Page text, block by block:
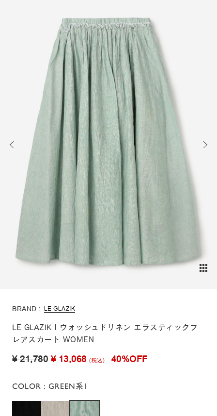
READ SHOP
BRAND : LE GLAZIK
LE GLAZIK | ウォッシュドリネン エラスティックフ
レアスカート WOMEN
¥ 21,780 ¥ 13,068 (税込) 40%OFF
COLOR : GREEN系1